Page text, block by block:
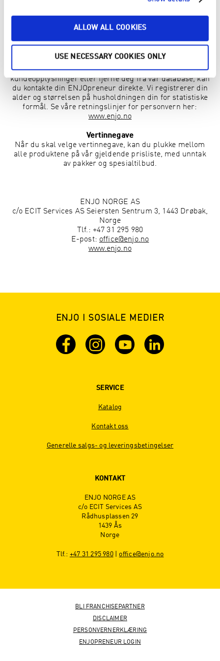
ALLOW ALL COOKIES
USE NECESSARY COOKIES ONLY
samt for å forbedre kundeservice og gi deg løpende
kommunikasjon om selskapet og våre produkter. Når du
fullfører ordren, samtykker du til at din personlige
informasjon blir brukt av oss til å kontakte deg om det
skulle være noe, samt sende deg informasjon om bl.a.
nyheter og tilbud. ENJO vil ikke dele dine personlige
opplysninger med andre selskap eller personer med
mindre det kreves av loven. Ønsker du å sjekke dine
kundeopplysninger eller fjerne deg fra vår database, kan
du kontakte din ENJOpreneur direkte. Vi registrerer din
alder og størrelsen på husholdningen din for statistiske
formål. Se våre retningslinjer for personvern her:
www.enjo.no
Vertinnegave
Når du skal velge vertinnegave, kan du plukke mellom
alle produktene på vår gjeldende prisliste, med unntak
av pakker og spesialtilbud.
ENJO NORGE AS
c/o ECIT Services AS Seiersten Sentrum 3, 1443 Drøbak,
Norge
Tlf.: +47 31 295 980
E-post: office@enjo.no
www.enjo.no
ENJO I SOSIALE MEDIER
SERVICE
Katalog
Kontakt oss
Generelle salgs- og leveringsbetingelser
KONTAKT
ENJO NORGE AS
c/o ECIT Services AS
Rådhusplassen 29
1439 Ås
Norge
Tlf.: +47 31 295 980| office@enjo.no
BLI FRANCHISEPARTNER
DISCLAIMER
PERSONVERNERKLÆRING
ENJOPRENEUR LOGIN